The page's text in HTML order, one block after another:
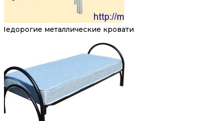
Недорогие металлические кровати